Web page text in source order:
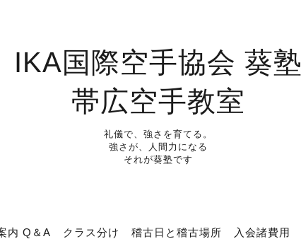
IKA国際空手協会 葵塾
帯広空手教室
礼儀で、強さを育てる。
強さが、人間力になる
それが葵塾です
内 Q＆A クラス分け 稽古日と稽古場所 入会諸費用